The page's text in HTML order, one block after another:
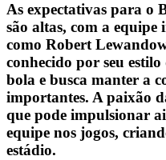
As expectativas para o
são altas, com a equipe
como Robert
conhecido por seu
bola e busca manter a
importantes. A paixão
que pode impulsionar
equipe nos jogos,
estádio.